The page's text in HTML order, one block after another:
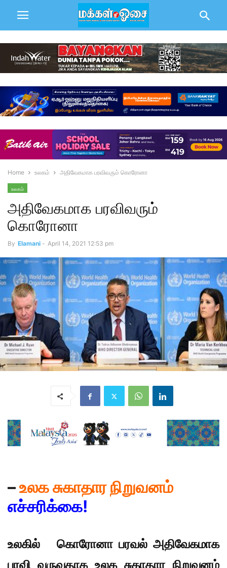
Home உலகம் அதிவேகமாக பரவிவரும் கொரோனா
உலகம்
அதிவேகமாக பரவிவரும்
கொரோனா
By Elamani - April 14, 2021 12:53 pm
–உலக சுகாதார நிறுவனம்
எச்சரிக்கை!
உலகில் கொரோனா பரவல் அதிவேகமாக
பரவி வருவதாக உலக சுகாதார நிறுவனம்